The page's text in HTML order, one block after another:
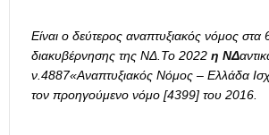
Είναι ο δεύτερος αναπτυξιακός νόμος στα
διακυβέρνησης της ΝΔ.Το 2022 η ΝΔ
ν.4887«Αναπτυξιακός Νόμος – Ελλάδα
τον προηγούμενο νόμο [4399] του 2016.